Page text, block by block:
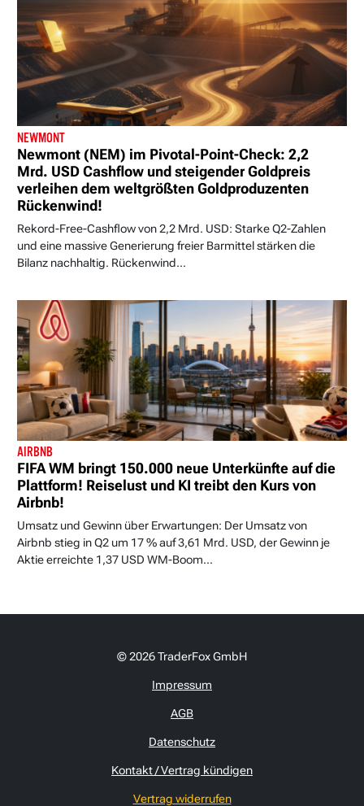
NEWMONT
Newmont (NEM) im Pivotal-Point-Check: 2,2
Mrd. USD Cashflow und steigender Goldpreis
verleihen dem weltgrößten Goldproduzenten
Rückenwind!
Rekord-Free-Cashflow von 2,2 Mrd. USD: Starke Q2-Zahlen
und eine massive Generierung freier Barmittel stärken die
Bilanz nachhaltig. Rückenwind...
AIRBNB
FIFA WM bringt 150.000 neue Unterkünfte auf die
Plattform! Reiselust und KI treibt den Kurs von
Airbnb!
Umsatz und Gewinn über Erwartungen: Der Umsatz von
Airbnb stieg in Q2 um 17 % auf 3,61 Mrd. USD, der Gewinn je
Aktie erreichte 1,37 USD WM-Boom...
© 2026 TraderFox GmbH
Impressum
AGB
Datenschutz
Kontakt / Vertrag kündigen
Vertrag widerrufen